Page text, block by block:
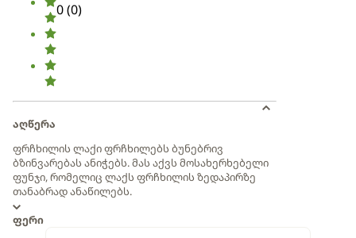
0(0)
აღწერა
ფრჩხილის ლაქი ფრჩხილებს ბუნებრივ
ბზინვარებას ანიჭებს. მას აქვს მოსახერხებელი
ფუნჯი, რომელიც ლაქს ფრჩხილის ზედაპირზე
თანაბრად ანაწილებს.
ფერი